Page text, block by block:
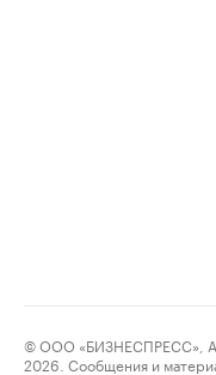
© ООО «БИЗНЕСПРЕСС»,
2026. Сообщения и